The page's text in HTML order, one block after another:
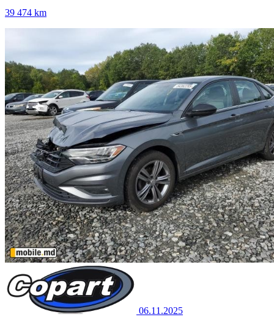
39 474 km
06.11.2025